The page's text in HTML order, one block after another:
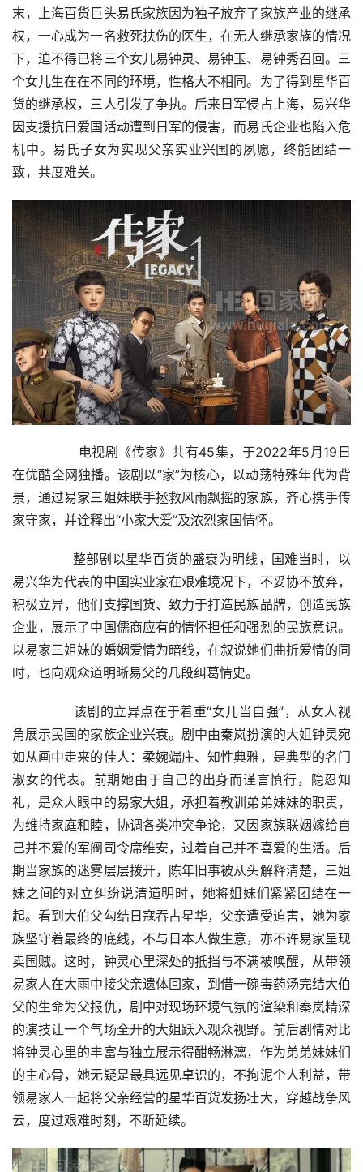
末，上海百货巨头易氏家族因为独子放弃了家族产业的继承
权，一心成为一名救死扶伤的医生，在无人继承家族的情况
下，迫不得已将三个女儿易钟灵、易钟玉、易钟秀召回。三
个女儿生在在不同的环境，性格大不相同。为了得到星华百
货的继承权，三人引发了争执。后来日军侵占上海，易兴华
因支援抗日爱国活动遭到日军的侵害，而易氏企业也陷入危
机中。易氏子女为实现父亲实业兴国的夙愿，终能团结一
致，共度难关。
在优酷全网独播。该剧以“家”为核心，以动荡特殊年代为背
景，通过易家三姐妹联手拯救风雨飘摇的家族，齐心携手传
家守家，并诠释出“小家大爱”及浓烈家国情怀。
易兴华为代表的中国实业家在艰难境况下，不妥协不放弃，
积极立异，他们支撑国货、致力于打造民族品牌，创造民族
企业，展示了中国儒商应有的情怀担任和强烈的民族意识。
以易家三姐妹的婚姻爱情为暗线，在叙说她们曲折爱情的同
时，也向观众道明晰易父的几段纠葛情史。
角展示民国的家族企业兴衰。剧中由秦岚扮演的大姐钟灵宛
如从画中走来的佳人：柔婉端庄、知性典雅，是典型的名门
淑女的代表。前期她由于自己的出身而谨言慎行，隐忍知
礼，是众人眼中的易家大姐，承担着教训弟弟妹妹的职责，
为维持家庭和睦，协调各类冲突争论，又因家族联姻嫁给自
己并不爱的军阀司令席维安，过着自己并不喜爱的生活。后
期当家族的迷雾层层拨开，陈年旧事被从头解释清楚，三姐
妹之间的对立纠纷说清道明时，她将姐妹们紧紧团结在一
起。看到大伯父勾结日寇吞占星华，父亲遭受迫害，她为家
族坚守着最终的底线，不与日本人做生意，亦不许易家呈现
卖国贼。这时，钟灵心里深处的抵挡与不满被唤醒，从带领
易家人在大雨中接父亲遗体回家，到借一碗毒药汤完结大伯
父的生命为父报仇，剧中对现场环境气氛的渲染和秦岚精深
的演技让一个气场全开的大姐跃入观众视野。前后剧情对比
将钟灵心里的丰富与独立展示得酣畅淋漓，作为弟弟妹妹们
的主心骨，她无疑是最具远见卓识的，不拘泥个人利益，带
领易家人一起将父亲经营的星华百货发扬壮大，穿越战争风
云，度过艰难时刻，不断延续。